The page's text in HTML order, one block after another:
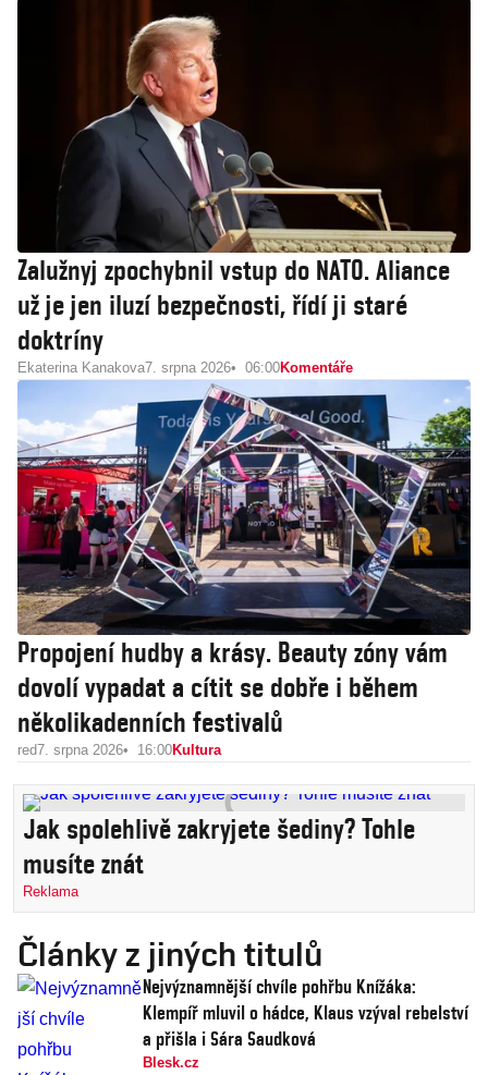
Zalužnyj zpochybnil vstup do NATO. Aliance
už je jen iluzí bezpečnosti, řídí ji staré
doktríny
Ekaterina Kanakova7. srpna 2026 06:00Komentáře
Propojení hudby a krásy. Beauty zóny vám
dovolí vypadat a cítit se dobře i během
několikadenních festivalů
red7. srpna 2026 16:00Kultura
Jak spolehlivě zakryjete šediny? Tohle
musíte znát
Reklama
Články z jiných titulů
Nejvýznamnější chvíle pohřbu Knížáka:
Klempíř mluvil o hádce, Klaus vzýval rebelství
a přišla i Sára Saudková
Blesk.cz